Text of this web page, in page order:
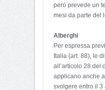
però prevede un
mesi da parte del
Alberghi
Per espressa
Italia (art. 88), le
all’articolo 28 del
applicano anche
svolgere entro il 3